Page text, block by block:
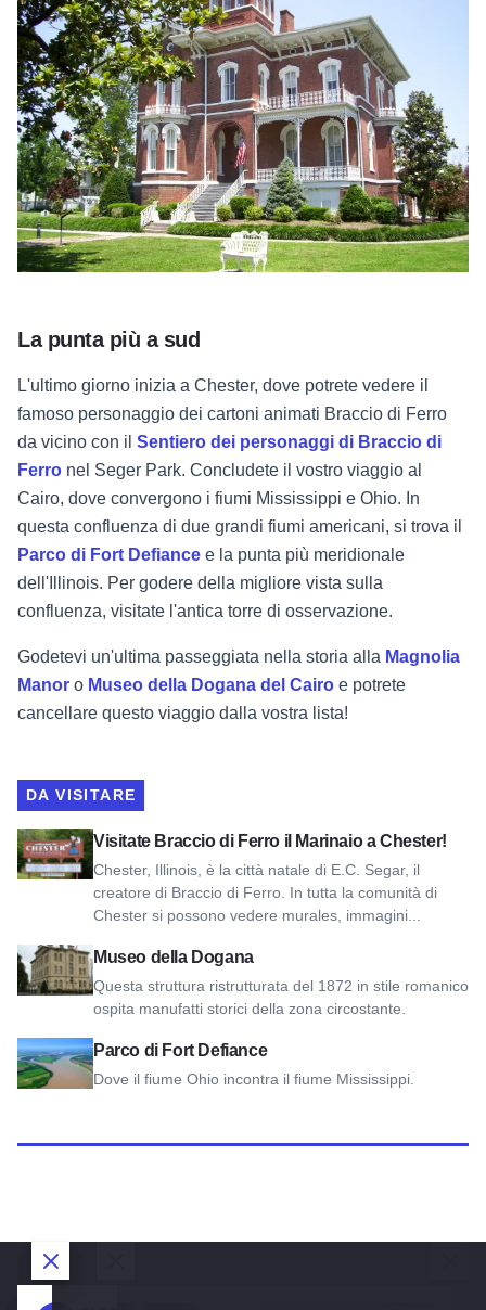
La punta più a sud
L'ultimo giorno inizia a Chester, dove potrete vedere il
famoso personaggio dei cartoni animati Braccio di Ferro
da vicino con il Sentiero dei personaggi di Braccio di
Ferro nel Seger Park. Concludete il vostro viaggio al
Cairo, dove convergono i fiumi Mississippi e Ohio. In
questa confluenza di due grandi fiumi americani, si trova il
Parco di Fort Defiance e la punta più meridionale
dell'Illinois. Per godere della migliore vista sulla
confluenza, visitate l'antica torre di osservazione.
Godetevi un'ultima passeggiata nella storia alla Magnolia
Manor o Museo della Dogana del Cairo e potrete
cancellare questo viaggio dalla vostra lista!
DA VISITARE
Visitate Braccio di Ferro il Marinaio a Chester!
Chester, Illinois, è la città natale di E.C. Segar, il
creatore di Braccio di Ferro. In tutta la comunità di
Chester si possono vedere murales, immagini...
Visitate Braccio di Ferro il Marinaio a Chester!
Museo della Dogana
Questa struttura ristrutturata del 1872 in stile romanico
ospita manufatti storici della zona circostante.
Visualizza il Custom House Museum
Parco di Fort Defiance
Dove il fiume Ohio incontra il fiume Mississippi.
Visualizza il parco di Fort Defiance
Chiudi la finestra di dialogo
Chiudi la finestra di dialogo
Chiudi la finestra di dialogo
Chiudi la finestra di dialogo
Chiudi la finestra di dialogo